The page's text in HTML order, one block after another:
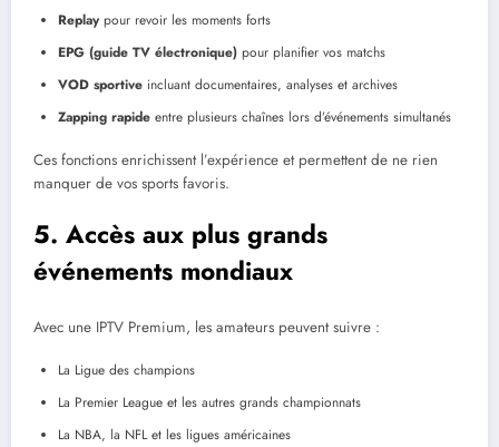
Replaypour revoir les moments forts
EPG (guide TV électronique) pour planifier vos matchs
VOD sportive incluant documentaires, analyses et archives
Zapping rapide entre plusieurs chaînes lors d’événements simultanés
Ces fonctions enrichissent l’expérience et permettent de ne rien
manquer de vos sports favoris.
5. Accès aux plus grands
événements mondiaux
Avec une IPTV Premium, les amateurs peuvent suivre :
La Ligue des champions
La Premier League et les autres grands championnats
La NBA, la NFL et les ligues américaines